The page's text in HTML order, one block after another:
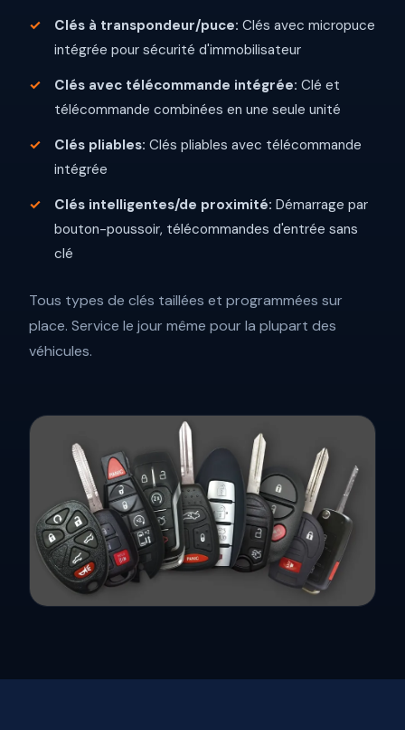
Clés à transpondeur/puce: Clés avec micropuce
intégrée pour sécurité d'immobilisateur
Clés avec télécommande intégrée: Clé et
télécommande combinées en une seule unité
Clés pliables: Clés pliables avec télécommande
intégrée
Clés intelligentes/de proximité: Démarrage par
bouton-poussoir, télécommandes d'entrée sans
clé
Tous types de clés taillées et programmées sur
place. Service le jour même pour la plupart des
véhicules.